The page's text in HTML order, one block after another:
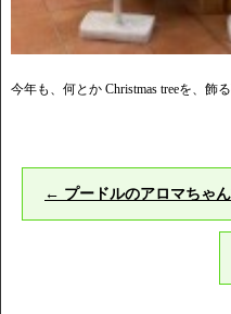
今年も、何とか Christmas treeを、飾
← プードルのアロマちゃん